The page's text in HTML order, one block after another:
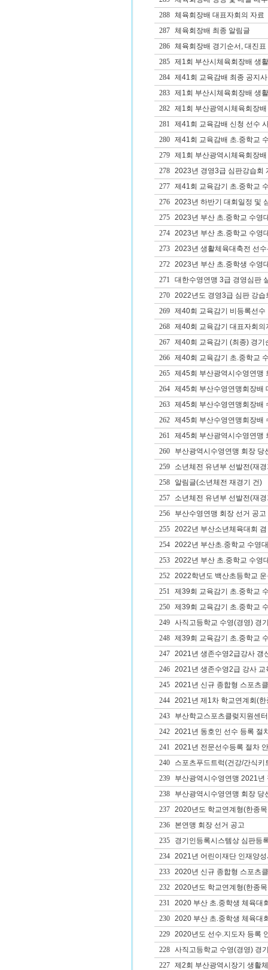
288
체육회장배 대표자회의 자료
287
체육회장배 최종 알림글
286
체육회장배 경기순서, 대진표
285
제1회 부산시체육회장배 생
284
제41회 교육감배 최종 공지
283
제1회 부산시체육회장배 생
282
제1회 부산광역시체육회장
281
제41회 교육감배 신청 선수
280
제41회 교육감배 초.중학교
279
제1회 부산광역시체육회장
278
2023년 경영3급 심판강습회
277
제41회 교육감기 초.중학교
276
2023년 하반기 대회일정 및
275
2023년 부산 초.중학교 수영
274
2023년 부산 초.중학교 수영
273
2023년 생활체육대축전 선
272
2023년 부산 초.중학생 수영
271
대한수영연맹 3급 경영심판
270
2022년도 경영3급 심판 강습
269
제40회 교육감기 비등록선수
268
제40회 교육감기 대표자회의
267
제40회 교육감기 (최종) 경기
266
제40회 교육감기 초.중학교
265
제45회 부산광역시수영연맹
264
제45회 부산수영연맹회장배
263
제45회 부산수영연맹회장배
262
제45회 부산수영연맹회장배
261
제45회 부산광역시수영연맹
260
부산광역시수영연맹 회장 당
259
소년체전 유년부 선발전(재
258
알림글(소년체전 재경기 건)
257
소년체전 유년부 선발전(재
256
부산수영연맹 회장 선거 공고
255
2022년 부산소년체육대회
254
2022년 부산초.중학교 수영
253
2022년 부산 초.중학교 수영
252
2022학년도 백산초등학교
251
제39회 교육감기 초.중학교
250
제39회 교육감기 초.중학교
249
사직고등학교 수영(경영) 경
248
제39회 교육감기 초.중학교
247
2021년 생존수영2급강사 갱
246
2021년 생존수영2급 강사 교
245
2021년 신규 종합형 스포츠
244
2021년 제1차 학교연계회(
243
부산학교스포츠클렂지원센
242
2021년 동호인 선수 등록 절
241
2021년 전문선수등록 절차
240
스포츠푸드트럭(건강/간식키
239
부산광역시수영연맹 2021년
238
부산광역시수영연맹 회장 당
237
2020년도 학교연계형(한종
236
본연맹 회장 선거 공고
235
경기인등록시스템상 심판등
234
2021년 어린이재단 인재양
233
2020년 신규 종합형 스포츠
232
2020년도 학교연계형(한종
231
2020 부산 초.중학생 체육대
230
2020 부산 초.중학생 체육대
229
2020년도 선수.지도자 등록
228
사직고등학교 수영(경영) 경
227
제2회 부산광역시장기 생활